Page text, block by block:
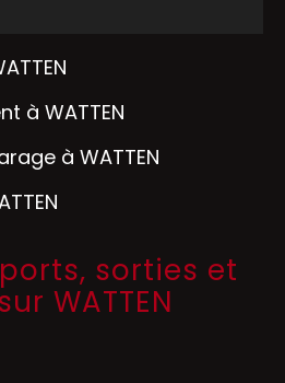
à WATTEN
à WATTEN
sorties et
WATTEN